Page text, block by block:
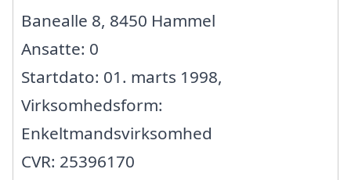
Banealle 8, 8450 Hammel
Ansatte: 0
Startdato: 01. marts 1998,
Virksomhedsform:
Enkeltmandsvirksomhed
CVR: 25396170